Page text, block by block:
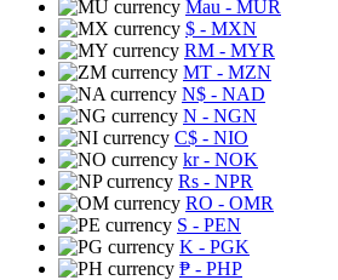
Mau - MUR
$ - MXN
RM - MYR
MT - MZN
N$ - NAD
N - NGN
C$ - NIO
kr- NOK
Rs - NPR
RO - OMR
S - PEN
K - PGK
₱ - PHP